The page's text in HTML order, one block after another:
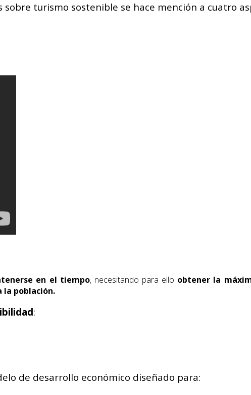
turismo sostenible se hace mención a cuatro
en el tiempo, necesitando para ello obtener la
la población.
:
de desarrollo económico diseñado para: